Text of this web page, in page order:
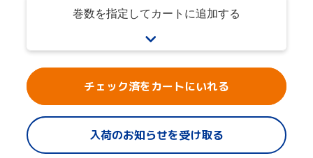
巻数を指定してカートに追加する
チェック済をカートにいれる
入荷のお知らせを受け取る